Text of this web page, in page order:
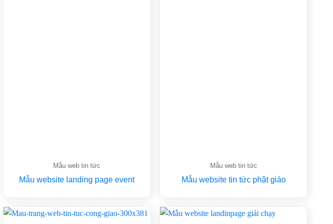
Mẫu web tin tức
Mẫu website landing page event
Mẫu web tin tức
Mẫu website tin tức phật giáo